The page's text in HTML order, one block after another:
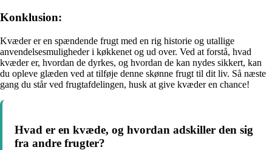
Konklusion:
Kvæder er en spændende frugt med en rig historie og utallige
anvendelsesmuligheder i køkkenet og ud over. Ved at forstå, hvad
kvæder er, hvordan de dyrkes, og hvordan de kan nydes sikkert, kan
du opleve glæden ved at tilføje denne skønne frugt til dit liv. Så næste
gang du står ved frugtafdelingen, husk at give kvæder en chance!
Hvad er en kvæde, og hvordan adskiller den sig
fra andre frugter?